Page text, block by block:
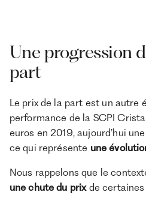
Une progression
part
Le prix de la part est un autre
performance de la SCPI
euros en 2019, aujourd’hui
ce qui représente une
Nous rappelons que le
une chute du prix de certaines